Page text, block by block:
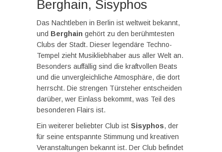
Berghain, Sisyphos
Das Nachtleben in Berlin ist weltweit bekannt,
und Berghain gehört zu den berühmtesten
Clubs der Stadt. Dieser legendäre Techno-
Tempel zieht Musikliebhaber aus aller Welt an.
Besonders auffällig sind die kraftvollen Beats
und die unvergleichliche Atmosphäre, die dort
herrscht. Die strengen Türsteher entscheiden
darüber, wer Einlass bekommt, was Teil des
besonderen Flairs ist.
Ein weiterer beliebter Club ist Sisyphos, der
für seine entspannte Stimmung und kreativen
Veranstaltungen bekannt ist. Der Club befindet